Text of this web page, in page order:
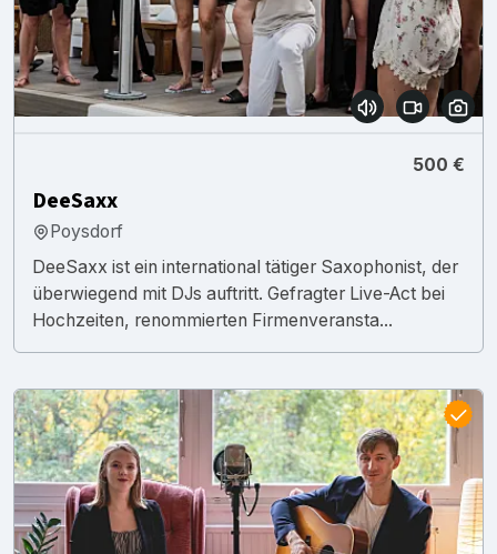
500 €
DeeSaxx
Poysdorf
DeeSaxx ist ein international tätiger Saxophonist, der
überwiegend mit DJs auftritt. Gefragter Live-Act bei
Hochzeiten, renommierten Firmenveransta...